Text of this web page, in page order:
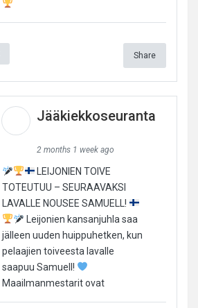
Share
Jääkiekkoseuranta
2 months 1 week ago
LEIJONIEN TOIVE
TOTEUTUU – SEURAAVAKSI
LAVALLE NOUSEE SAMUELL!
Leijonien kansanjuhla saa
jälleen uuden huippuhetken, kun
pelaajien toiveesta lavalle
saapuu Samuell!
Maailmanmestarit ovat